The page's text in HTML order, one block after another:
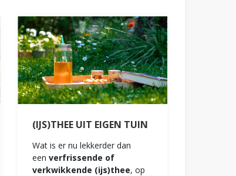
(IJS)THEE UIT EIGEN TUIN
Wat is er nu lekkerder dan
een verfrissende of
verkwikkende (ijs)thee, op